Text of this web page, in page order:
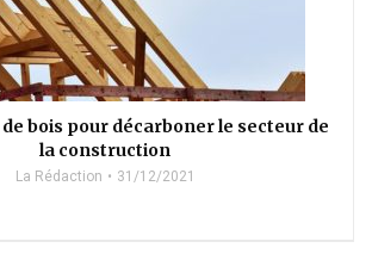
de bois pour décarboner le secteur de
la construction
La Rédaction 31/12/2021